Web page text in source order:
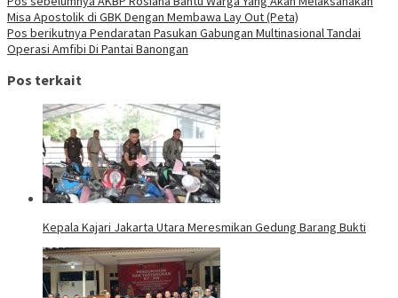
pos
Misa Apostolik di GBK Dengan Membawa Lay Out (Peta)
Pos berikutnya Pendaratan Pasukan Gabungan Multinasional Tandai
Operasi Amfibi Di Pantai Banongan
Pos terkait
Kepala Kajari Jakarta Utara Meresmikan Gedung Barang Bukti